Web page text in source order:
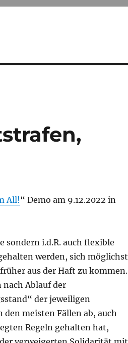
All!“ Demo am 9.12.2022 in
sondern i.d.R. auch flexible
werden, sich möglichst
aus der Haft zu kommen.
nach Ablauf der
der jeweiligen
meisten Fällen ab, auch
Regeln gehalten hat,